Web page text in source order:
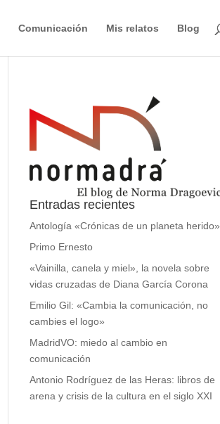
Comunicación Mis relatos Blog
Entradas recientes
Antología «Crónicas de un planeta herido»
Primo Ernesto
«Vainilla, canela y miel», la novela sobre
vidas cruzadas de Diana García Corona
Emilio Gil: «Cambia la comunicación, no
cambies el logo»
MadridVO: miedo al cambio en
comunicación
Antonio Rodríguez de las Heras: libros de
arena y crisis de la cultura en el siglo XXI